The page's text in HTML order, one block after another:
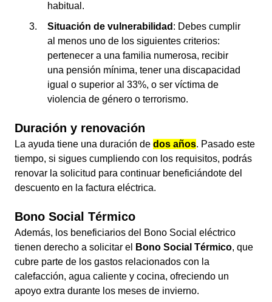
habitual.
Situación de vulnerabilidad : Debes cumplir
al menos uno de los siguientes criterios:
pertenecer a una familia numerosa, recibir
una pensión mínima, tener una discapacidad
igual o superior al 33%, o ser víctima de
violencia de género o terrorismo.
Duración y renovación
La ayuda tiene una duración de dos años. Pasado este
tiempo, si sigues cumpliendo con los requisitos, podrás
renovar la solicitud para continuar beneficiándote del
descuento en la factura eléctrica.
Bono Social Térmico
Además, los beneficiarios del Bono Social eléctrico
tienen derecho a solicitar el
Bono Social Térmico, que
cubre parte de los gastos relacionados con la
calefacción, agua caliente y cocina, ofreciendo un
apoyo extra durante los meses de invierno.